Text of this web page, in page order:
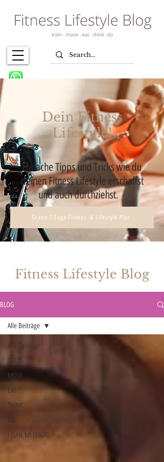
Dein Fitness
Lifestyle!
Einfache Tipps und Tricks wie du
deinen Fitness Lifestyle erschaffst
und auch durchziehst.
Gratis 7 Tage Fitness- & Lifestyle Plan
Fitness Lifestyle Blog
BLOG
Alle Beiträge
TRAIN
MOVE
EAT
THINK
DO
I FÜHL MI LEICHT
Alle Beiträge